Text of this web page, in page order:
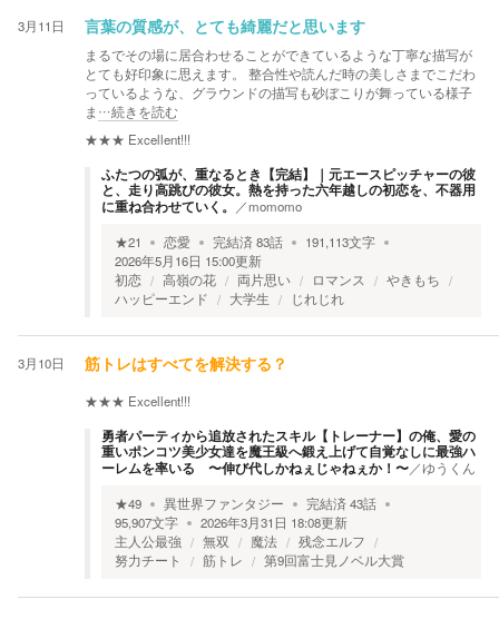
3月11日 言葉の質感が、とても綺麗だと思います
まるでその場に居合わせることができているような丁寧な描写が
とても好印象に思えます。 整合性や読んだ時の美しさまでこだわ
っているような、グラウンドの描写も砂ぼこりが舞っている様子
ま …続きを読む
★★★ Excellent!!!
ふたつの弧が、重なるとき【完結】｜元エースピッチャーの彼
と、走り高跳びの彼女。熱を持った六年越しの初恋を、不器用
に重ね合わせていく。
／momomo
★21 恋愛 完結済83話 191,113文字
2026年5月16日 15:00更新
初恋
高嶺の花 両片思い ロマンス
やきもち
ハッピーエンド
大学生 じれじれ
3月10日 筋トレはすべてを解決する？
★★★ Excellent!!!
勇者パーティから追放されたスキル【トレーナー】の俺、愛の
重いポンコツ美少女達を魔王級へ鍛え上げて自覚なしに最強ハ
ーレムを率いる 〜伸び代しかねぇじゃねぇか！〜／ゆうくん
★49 異世界ファンタジー 完結済43話
95,907文字 2026年3月31日 18:08更新
主人公最強
無双 魔法
残念エルフ
努力チート
筋トレ 第9回富士見ノベル大賞